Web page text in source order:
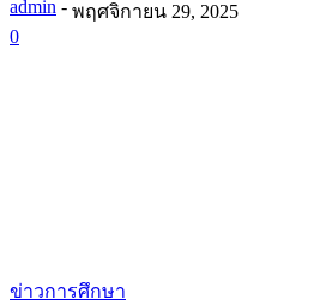
admin - พฤศจิกายน 29, 2025
0
ข่าวการศึกษา